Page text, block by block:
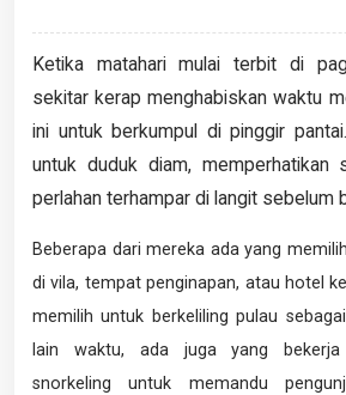
Ketika matahari mulai terbit di
sekitar kerap menghabiskan waktu
ini untuk berkumpul di pinggir
untuk duduk diam, memperhatikan
perlahan terhampar di langit sebelum
Beberapa dari mereka ada yang
di vila, tempat penginapan, atau hotel
memilih untuk berkeliling pulau
lain waktu, ada juga yang bekerja
snorkeling untuk memandu